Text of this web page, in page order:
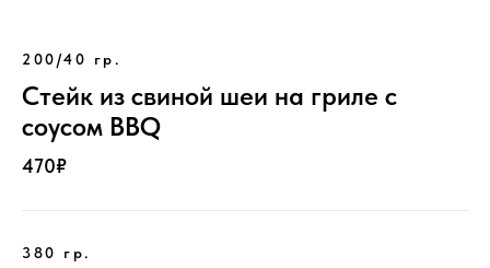
200/40 гр.
Стейк из свиной шеи на гриле с
соусом BBQ
470₽
380 гр.